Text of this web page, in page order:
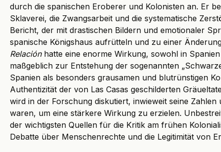
durch die spanischen Eroberer und Kolonisten an. Er
Sklaverei, die Zwangsarbeit und die systematische
Bericht, der mit drastischen Bildern und emotionaler
spanische Königshaus aufrütteln und zu einer
Relaciónhatte eine enorme Wirkung, sowohl in
maßgeblich zur Entstehung der sogenannten
Spanien als besonders grausamen und blutrünstigen
Authentizität der von Las Casas geschilderten
wird in der Forschung diskutiert, inwieweit seine
waren, um eine stärkere Wirkung zu erzielen.
der wichtigsten Quellen für die Kritik am frühen
Debatte über Menschenrechte und die Legitimität von